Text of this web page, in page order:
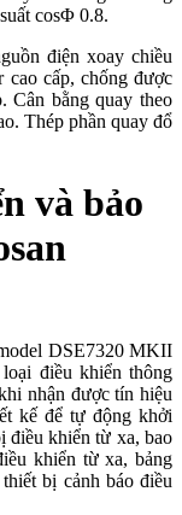
cosΦ 0.8.
điện xoay chiều
cấp, chống được
Cân bằng quay theo
Thép phần quay đổ
và bảo
DSE7320 MKII
điều khiển thông
nhận được tín hiệu
kế để tự động khởi
điều khiển từ xa, bao
khiển từ xa, bảng
bị cảnh báo điều